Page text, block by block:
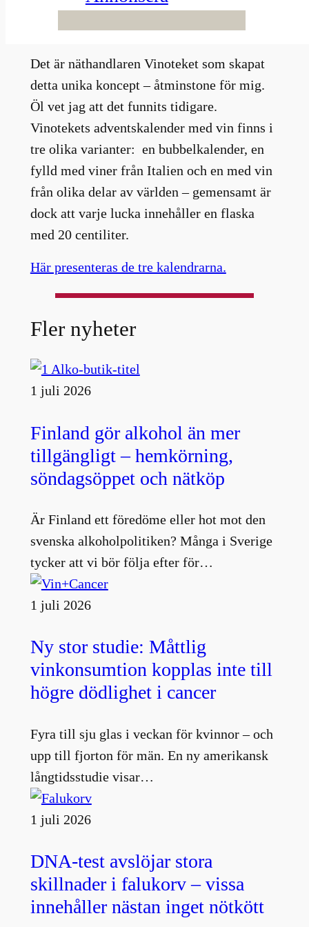
Här blir man istället belönad med en
liten provflaska av vin varje dag.
Det är näthandlaren Vinoteket som skapat
detta unika koncept – åtminstone för mig.
Öl vet jag att det funnits tidigare.
Vinotekets adventskalender med vin finns i
tre olika varianter: en bubbelkalender, en
fylld med viner från Italien och en med vin
från olika delar av världen – gemensamt är
dock att varje lucka innehåller en flaska
med 20 centiliter.
Här presenteras de tre kalendrarna.
Fler nyheter
1 juli 2026
Finland gör alkohol än mer
tillgängligt – hemkörning,
söndagsöppet och nätköp
Är Finland ett föredöme eller hot mot den
svenska alkoholpolitiken? Många i Sverige
tycker att vi bör följa efter för…
1 juli 2026
Ny stor studie: Måttlig
vinkonsumtion kopplas inte till
högre dödlighet i cancer
Fyra till sju glas i veckan för kvinnor – och
upp till fjorton för män. En ny amerikansk
långtidsstudie visar…
1 juli 2026
DNA-test avslöjar stora
skillnader i falukorv – vissa
innehåller nästan inget nötkött